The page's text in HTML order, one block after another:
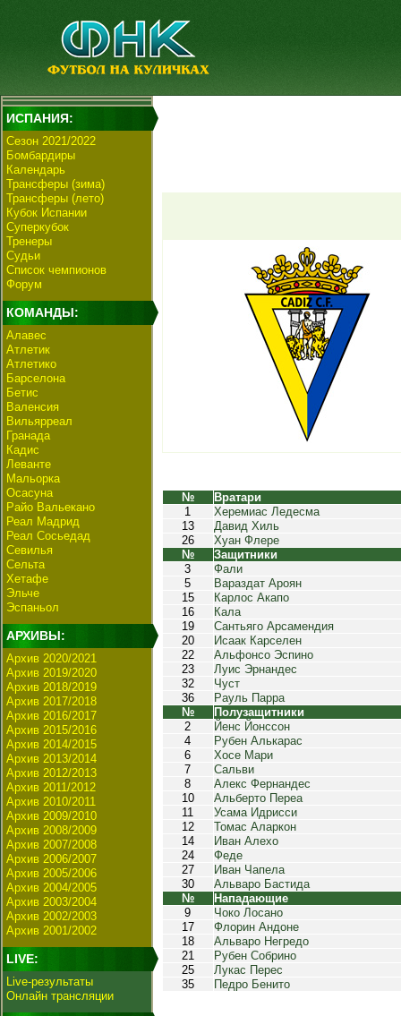
ИСПАНИЯ:
Сезон 2021/2022
Бомбардиры
Календарь
Трансферы (зима)
Трансферы (лето)
Кубок Испании
Суперкубок
Тренеры
Судьи
Список чемпионов
Форум
КОМАНДЫ:
Алавес
Атлетик
Атлетико
Барселона
Бетис
Валенсия
Вильярреал
Гранада
Кадис
Леванте
Мальорка
Осасуна
Райо Вальекано
Реал Мадрид
Реал Сосьедад
Севилья
Сельта
Хетафе
Эльче
Эспаньол
АРХИВЫ:
Архив 2020/2021
Архив 2019/2020
Архив 2018/2019
Архив 2017/2018
Архив 2016/2017
Архив 2015/2016
Архив 2014/2015
Архив 2013/2014
Архив 2012/2013
Архив 2011/2012
Архив 2010/2011
Архив 2009/2010
Архив 2008/2009
Архив 2007/2008
Архив 2006/2007
Архив 2005/2006
Архив 2004/2005
Архив 2003/2004
Архив 2002/2003
Архив 2001/2002
LIVE:
Live-результаты
Онлайн трансляции
№
Вратари
1
Херемиас Ледесма
13
Давид Хиль
26
Хуан Флере
№
Защитники
3
Фали
5
Вараздат Ароян
15
Карлос Акапо
16
Кала
19
Сантьяго Арсамендия
20
Исаак Карселен
22
Альфонсо Эспино
23
Луис Эрнандес
32
Чуст
36
Рауль Парра
№
Полузащитники
2
Йенс Йонссон
4
Рубен Алькарас
6
Хосе Мари
7
Сальви
8
Алекс Фернандес
10
Альберто Переа
11
Усама Идрисси
12
Томас Аларкон
14
Иван Алехо
24
Феде
27
Иван Чапела
30
Альваро Бастида
№
Нападающие
9
Чоко Лосано
17
Флорин Андоне
18
Альваро Негредо
21
Рубен Собрино
25
Лукас Перес
35
Педро Бенито